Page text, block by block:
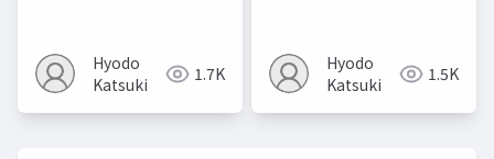
Hyodo
Katsuki
1.7K
Hyodo
Katsuki
1.5K